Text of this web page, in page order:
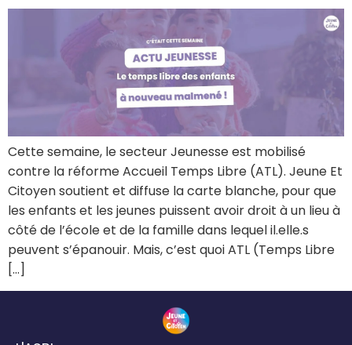
Cette semaine, le secteur Jeunesse est mobilisé
contre la réforme Accueil Temps Libre (ATL). Jeune Et
Citoyen soutient et diffuse la carte blanche, pour que
les enfants et les jeunes puissent avoir droit à un lieu à
côté de l’école et de la famille dans lequel il.elle.s
peuvent s’épanouir. Mais, c’est quoi ATL (Temps Libre
[…]